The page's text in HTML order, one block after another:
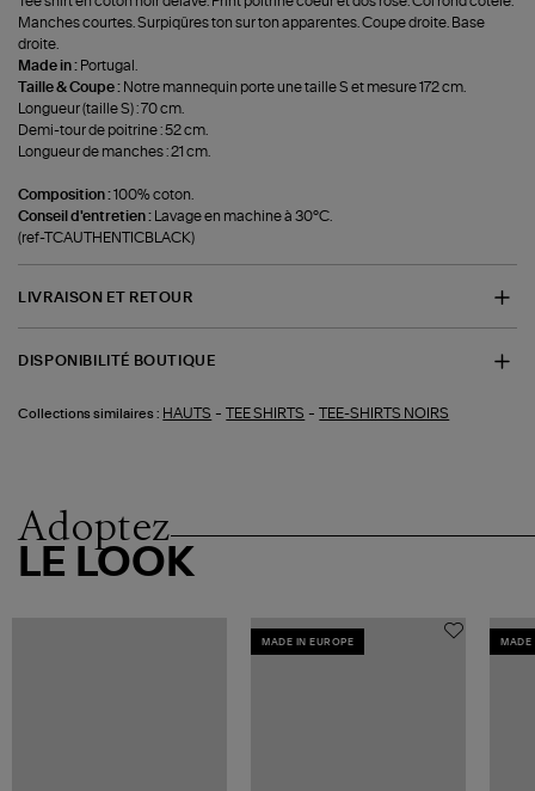
Manches courtes. Surpiqûres ton sur ton apparentes. Coupe droite. Base
droite.
Made in : Portugal.
Taille & Coupe : Notre mannequin porte une taille S et mesure 172 cm.
Longueur (taille S) : 70 cm.
Demi-tour de poitrine : 52 cm.
Longueur de manches : 21 cm.
Composition :100% coton.
Conseil d'entretien :
Lavage en machine à 30°C.
(ref-TCAUTHENTICBLACK)
LIVRAISON ET RETOUR
DISPONIBILITÉ BOUTIQUE
Collections similaires : HAUTS -TEE SHIRTS -TEE-SHIRTS NOIRS
Adoptez
LE LOOK
MADE IN EUROPE MADE